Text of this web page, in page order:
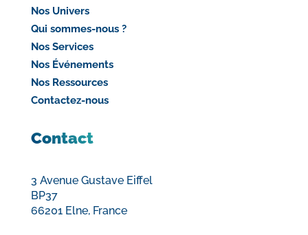
Nos Univers
Qui sommes-nous ?
Nos Services
Nos Événements
Nos Ressources
Contactez-nous
Contact
3 Avenue Gustave Eiffel
BP37
66201 Elne, France